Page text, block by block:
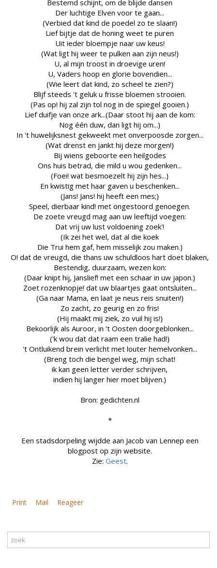
Bestemd schijnt, om de blijde dansen
Der luchtige Elven voor te gaan...
(Verbied dat kind de poedel zo te slaan!)
Lief bijtje dat de honing weet te puren
Uit ieder bloempje naar uw keus!
(Wat ligt hij weer te pulken aan zijn neus!)
U, al mijn troost in droevige uren!
U, Vaders hoop en glorie bovendien...
(Wie leert dat kind, zo scheel te zien?)
Blijf steeds 't geluk u frisse bloemen strooien.
(Pas op! hij zal zijn tol nog in de spiegel gooien.)
Lief duifje van onze ark...(Daar stoot hij aan de kom:
Nog één duw, dan ligt hij om...)
In 't huwelijksnest gekweekt met onverpoosde zorgen...
(Wat drenst en jankt hij deze morgen!)
Bij wiens geboorte een heilgodes
Ons huis betrad, die mild u wou gedenken...
(Foei! wat besmoezelt hij zijn hes...)
En kwistig met haar gaven u beschenken...
(Jans! Jans! hij heeft een mes;)
Speel, dierbaar kind! met ongestoord genoegen.
De zoete vreugd mag aan uw leeftijd voegen:
Dat vrij uw lust voldoening zoek'!
(Ik zei het wel, dat al die koek
Die Trui hem gaf, hem misselijk zou maken.)
O! dat de vreugd, die thans uw schuldloos hart doet blaken,
Bestendig, duurzaam, wezen kon:
(Daar knipt hij, Janslief! met een schaar in uw japon.)
Zoet rozenknopje! dat uw blaartjes gaat ontsluiten...
(Ga naar Mama, en laat je neus reis snuiten!)
Zo zacht, zo geurig en zo fris!
(Hij maakt mij ziek, zo vuil hij is!)
Bekoorlijk als Auroor, in 't Oosten doorgeblonken...
('k wou dat dat raam een tralie had!)
't Ontluikend brein verlicht met louter hemelvonken...
(Breng toch die bengel weg, mijn schat!
ik kan geen letter verder schrijven,
indien hij langer hier moet blijven.)
Bron: gedichten.nl
*
Een stadsdorpeling wijdde aan Jacob van Lennep een
blogpost op zijn website.
Zie: Geest.
Print Mail Reageer